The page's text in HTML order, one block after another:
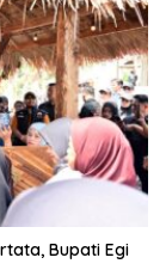
Bupati Egi